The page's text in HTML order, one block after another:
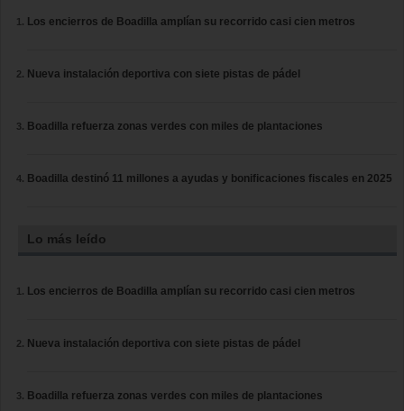
Los encierros de Boadilla amplían su recorrido casi cien metros
Nueva instalación deportiva con siete pistas de pádel
Boadilla refuerza zonas verdes con miles de plantaciones
Boadilla destinó 11 millones a ayudas y bonificaciones fiscales en 2025
Lo más leído
Los encierros de Boadilla amplían su recorrido casi cien metros
Nueva instalación deportiva con siete pistas de pádel
Boadilla refuerza zonas verdes con miles de plantaciones